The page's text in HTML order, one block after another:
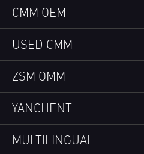
CMM OEM
USED CMM
ZSM OMM
YANCHENT
MULTILINGUAL